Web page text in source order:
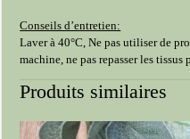
Conseils d’entretien:
Laver à 40°C, Ne pas utiliser de
machine, ne pas repasser les
Produits similaires